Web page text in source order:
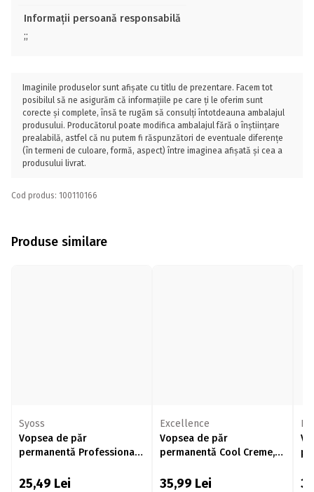
Informații persoană responsabilă
;;
Imaginile produselor sunt afișate cu titlu de prezentare. Facem tot
posibilul să ne asigurăm că informațiile pe care ți le oferim sunt
corecte și complete, însă te rugăm să consulți întotdeauna ambalajul
produsului. Producătorul poate modifica ambalajul fără o înștiințare
prealabilă, astfel că nu putem fi răspunzători de eventuale diferențe
(în termeni de culoare, formă, aspect) între imaginea afișată și cea a
produsului livrat.
Cod produs: 100110166
Produse similare
Syoss
Vopsea de păr
permanentă Professional
alună, 115ml
25,49 Lei
Excellence
Vopsea de păr
permanentă Cool Creme,
35,99 Lei